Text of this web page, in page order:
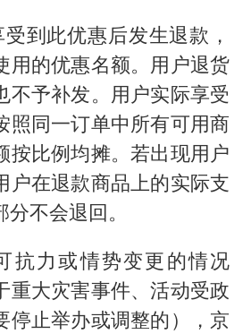
到此优惠后发生退款，
用的优惠名额。用户退货
不予补发。用户实际享受
照同一订单中所有可用商
按比例均摊。若出现用户
户在退款商品上的实际支
不会退回。
抗力或情势变更的情况
重大灾害事件、活动受政
停止举办或调整的），京